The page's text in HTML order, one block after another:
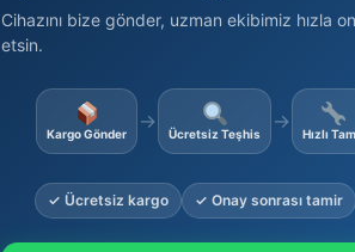
Cihazını bize gönder, uzman ekibimiz hızla
etsin.
Kargo Gönder
→
Ücretsiz Teşhis
→
Hızlı
✓ Ücretsiz kargo ✓ Onay sonrası tamir